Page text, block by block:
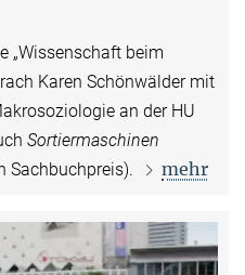
„Wissenschaft beim
Karen Schönwälder mit
an der HU
Sortiermaschinen
Sachbuchpreis).
mehr